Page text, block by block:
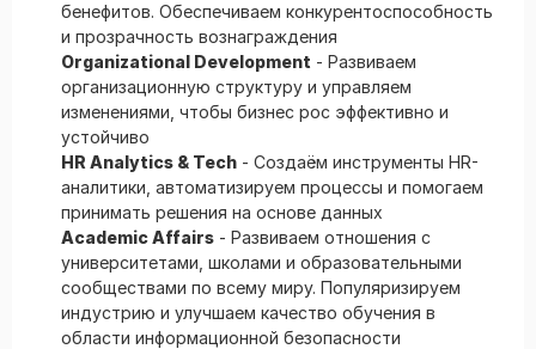
бенефитов. Обеспечиваем конкурентоспособность
и прозрачность вознаграждения
Organizational Development - Развиваем
организационную структуру и управляем
изменениями, чтобы бизнес рос эффективно и
устойчиво
HR Analytics & Tech - Создаём инструменты HR-
аналитики, автоматизируем процессы и помогаем
принимать решения на основе данных
Academic Affairs - Развиваем отношения с
университетами, школами и образовательными
сообществами по всему миру. Популяризируем
индустрию и улучшаем качество обучения в
области информационной безопасности